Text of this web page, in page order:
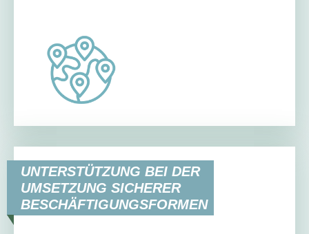
UNTERSTÜTZUNG BEI DER
UMSETZUNG SICHERER
BESCHÄFTIGUNGSFORMEN